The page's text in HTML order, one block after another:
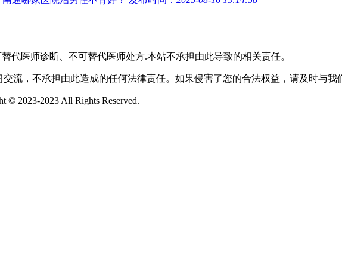
代医师诊断、不可替代医师处方.本站不承担由此导致的相关责任。
流，不承担由此造成的任何法律责任。如果侵害了您的合法权益，请及时与我
2023-2023 All Rights Reserved.